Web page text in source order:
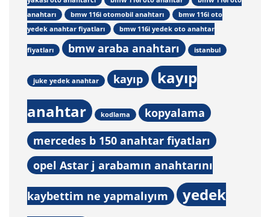
anahtarı
bmw 116i otomobil anahtarı
bmw 116i oto
yedek anahtar fiyatları
bmw 116i yedek oto anahtar
fiyatları bmw araba anahtarı istanbul
juke yedek anahtar kayıp
kayıp
anahtar
kodlama
kopyalama
mercedes b 150 anahtar fiyatları
opel Astar j arabamın anahtarını
kaybettim ne yapmalıyım
yedek